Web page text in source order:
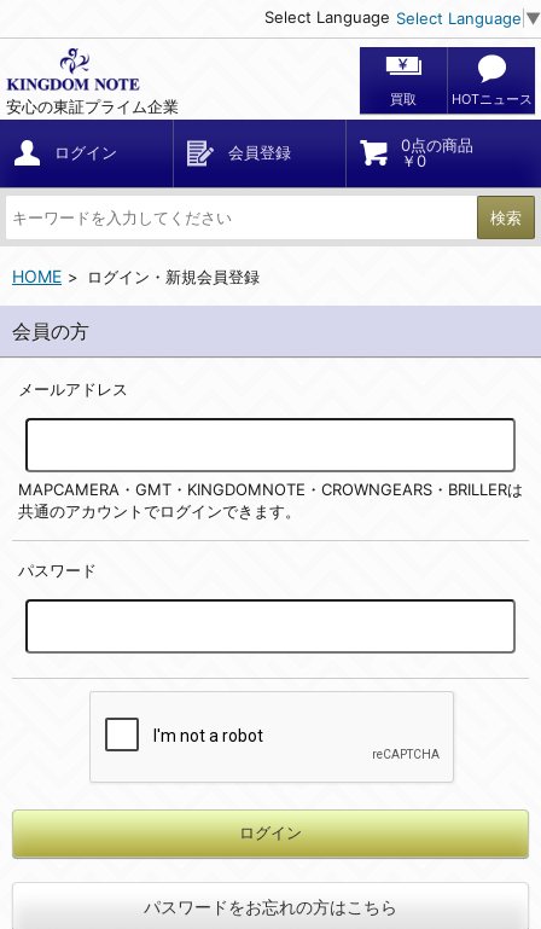
Select Language Select Language ▼
安心の東証プライム企業 買取 HOTニュース
ログイン 会員登録
0点の商品
￥0
検索
HOME ログイン・新規会員登録
会員の方
メールアドレス
MAPCAMERA・GMT・KINGDOMNOTE・CROWNGEARS・BRILLERは
共通のアカウントでログインできます。
パスワード
パスワードをお忘れの方はこちら